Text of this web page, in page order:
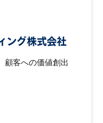
ング株式会社
顧客への価値創出